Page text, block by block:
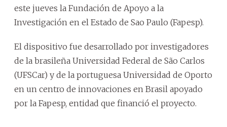
este jueves la Fundación de Apoyo a la
Investigación en el Estado de Sao Paulo (Fapesp).
El dispositivo fue desarrollado por investigadores
de la brasileña Universidad Federal de São Carlos
(UFSCar) y de la portuguesa Universidad de Oporto
en un centro de innovaciones en Brasil apoyado
por la Fapesp, entidad que financió el proyecto.